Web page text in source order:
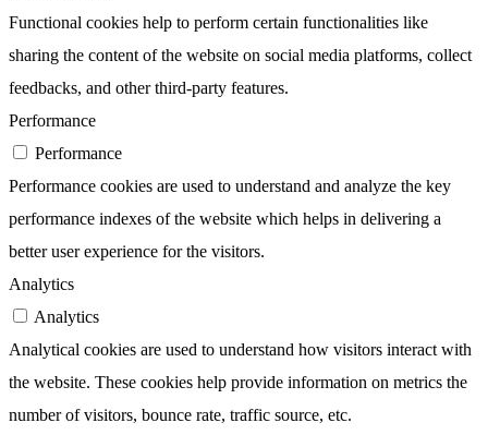
Functional cookies help to perform certain functionalities like
sharing the content of the website on social media platforms, collect
feedbacks, and other third-party features.
Performance
Performance
Performance cookies are used to understand and analyze the key
performance indexes of the website which helps in delivering a
better user experience for the visitors.
Analytics
Analytics
Analytical cookies are used to understand how visitors interact with
the website. These cookies help provide information on metrics the
number of visitors, bounce rate, traffic source, etc.